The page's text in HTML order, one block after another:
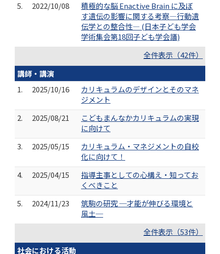
5.
2022/10/08
積極的な脳 Enactive Brain に及ぼ
す遺伝の影響に関する考察―行動遺
伝学との整合性― (日本子ども学会
学術集会第18回子ども学会議)
全件表示（42件）
講師・講演
1.
2025/10/16
カリキュラムのデザインとそのマネ
ジメント
2.
2025/08/21
こどもまんなかカリキュラムの実現
に向けて
3.
2025/05/15
カリキュラム・マネジメントの自校
化に向けて！
4.
2025/04/15
指導主事としての心構え・知ってお
くべきこと
5.
2024/11/23
筑駒の研究 ─才能が伸びる環境と
風土─
全件表示（53件）
社会における活動